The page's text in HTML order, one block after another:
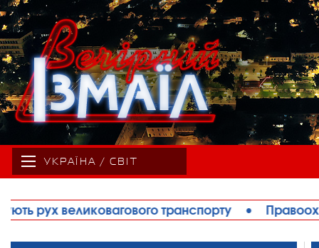
УКРАЇНА / СВІТ
• Правоохоронці запобігли теракту в